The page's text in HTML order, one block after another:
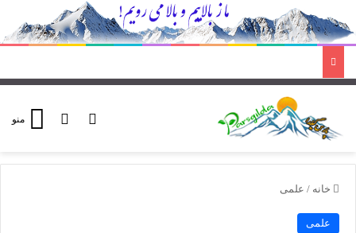
منوتغییر ورود
خانه / علمی
علمی